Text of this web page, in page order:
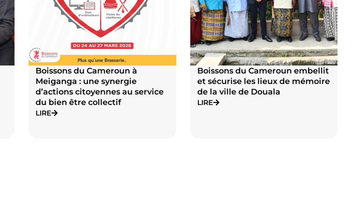
Boissons du Cameroun embellit
et sécurise les lieux de mémoire
de la ville de Douala
LIRE
L’Économie Business Awards
2025 Boissons du Cameroun
sacrée « Meilleure entreprise
RSE de l’année »